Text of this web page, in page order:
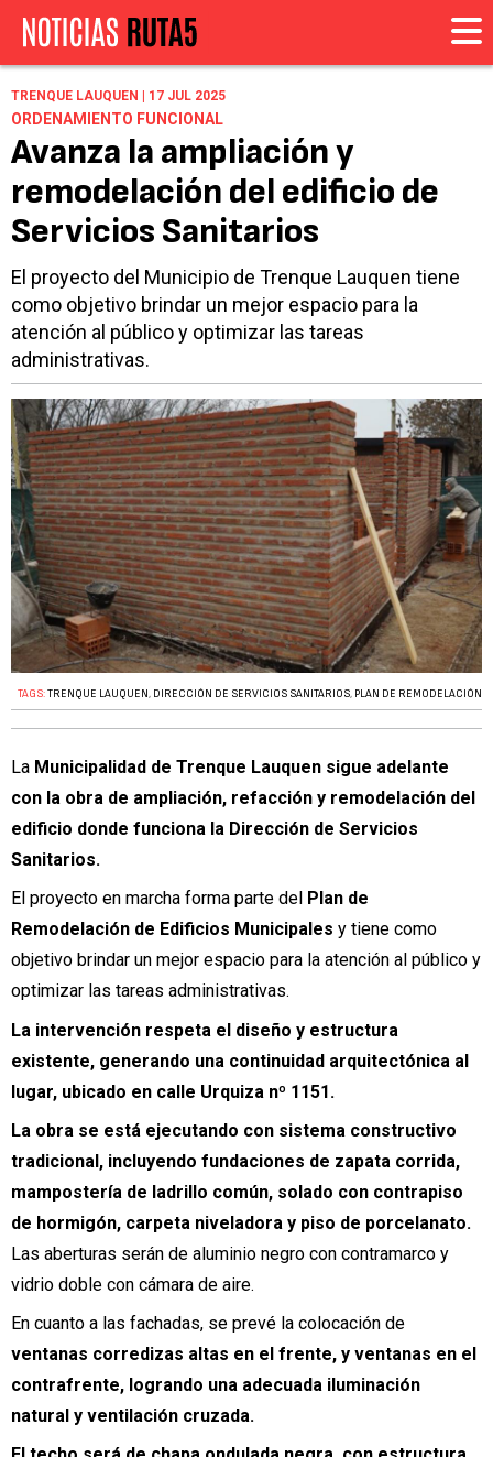
TRENQUE LAUQUEN | 17 JUL 2025
ORDENAMIENTO FUNCIONAL
Avanza la ampliación y
remodelación del edificio de
Servicios Sanitarios
El proyecto del Municipio de Trenque Lauquen tiene
como objetivo brindar un mejor espacio para la
atención al público y optimizar las tareas
administrativas.
TAGS:TRENQUE LAUQUEN, DIRECCIÓN DE SERVICIOS SANITARIOS, PLAN DE REMODELACIÓN
La Municipalidad de Trenque Lauquen sigue adelante
con la obra de ampliación, refacción y remodelación del
edificio donde funciona la Dirección de Servicios
Sanitarios.
El proyecto en marcha forma parte del Plan de
Remodelación de Edificios Municipales y tiene como
objetivo brindar un mejor espacio para la atención al público y
optimizar las tareas administrativas.
La intervención respeta el diseño y estructura
existente, generando una continuidad arquitectónica al
lugar, ubicado en calle Urquiza nº 1151.
La obra se está ejecutando con sistema constructivo
tradicional, incluyendo fundaciones de zapata corrida,
mampostería de ladrillo común, solado con contrapiso
de hormigón, carpeta niveladora y piso de porcelanato.
Las aberturas serán de aluminio negro con contramarco y
vidrio doble con cámara de aire.
En cuanto a las fachadas, se prevé la colocación de
ventanas corredizas altas en el frente, y ventanas en el
contrafrente, logrando una adecuada iluminación
natural y ventilación cruzada.